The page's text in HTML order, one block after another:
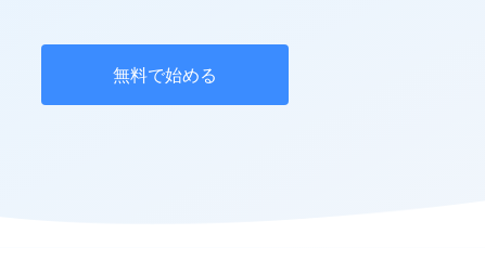
無料で始める